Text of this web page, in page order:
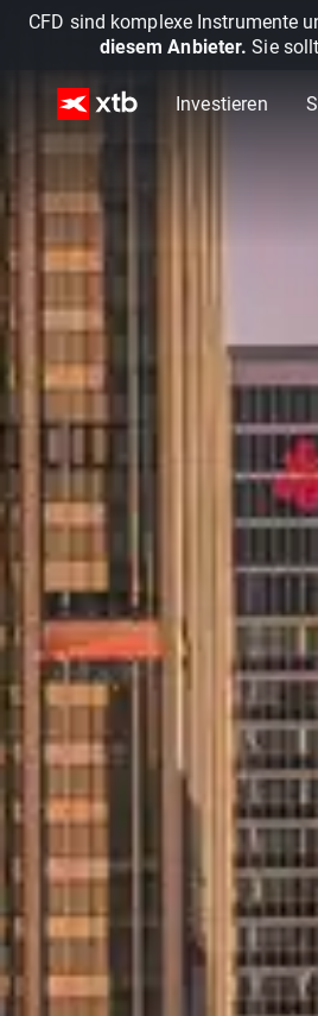
CFD sind komplexe Instrumente
diesem Anbieter. Sie
Investieren